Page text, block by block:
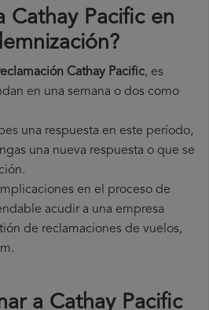
Cathay Pacific en
Cathay Pacific, es
en una semana o dos como
una respuesta en este período,
una nueva respuesta o que se
en el proceso de
acudir a una empresa
de reclamaciones de vuelos,
a Cathay Pacific